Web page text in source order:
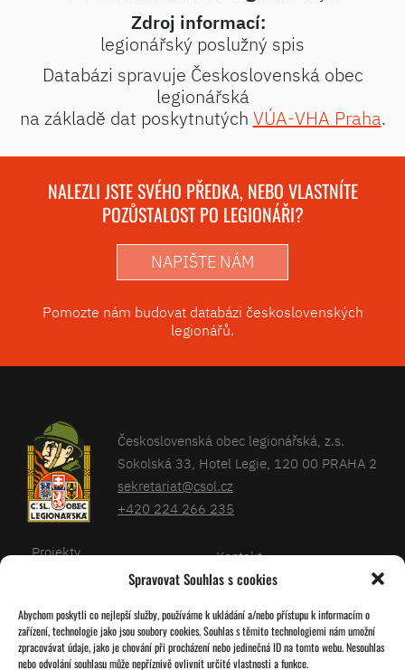
Spravovat Souhlas s cookies
Abychom poskytli co nejlepší služby, používáme k ukládání a/nebo přístupu k informacím o
zařízení, technologie jako jsou soubory cookies. Souhlas s těmito technologiemi nám umožní
zpracovávat údaje, jako je chování při procházení nebo jedinečná ID na tomto webu. Nesouhlas
nebo odvolání souhlasu může nepříznivě ovlivnit určité vlastnosti a funkce.
Zdroj informací:
legionářský poslužný spis
Databázi spravuje Československá obec
legionářská
na základě dat poskytnutých VÚA-VHA Praha.
NALEZLI JSTE SVÉHO PŘEDKA, NEBO VLASTNÍTE
POZŮSTALOST PO LEGIONÁŘI?
NAPIŠTE NÁM
Pomozte nám budovat databázi československých
legionářů.
Československá obec legionářská, z.s.
Sokolská 33, Hotel Legie, 120 00 PRAHA 2
sekretariat@csol.cz
+420 224 266 235
Projekty
Kalendář
O nás
Kontakt
Databáze legionářů
Pro členy
Zásady cookies